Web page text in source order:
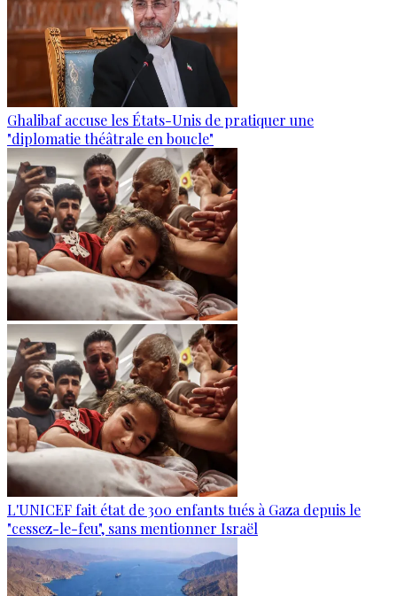
Ghalibaf accuse les États-Unis de pratiquer une
"diplomatie théâtrale en boucle"
L'UNICEF fait état de 300 enfants tués à Gaza depuis le
"cessez-le-feu", sans mentionner Israël